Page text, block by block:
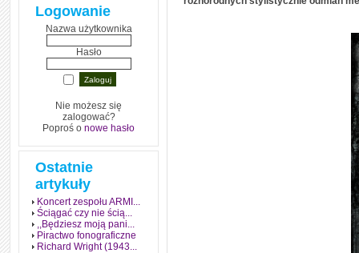
Logowanie
Nazwa użytkownika
Hasło
Nie możesz się
zalogować?
Poproś o nowe hasło
Ostatnie
artykuły
Koncert zespołu ARMI...
Ściągać czy nie ścią...
,,Będziesz moją pani...
Piractwo fonograficzne
Richard Wright (1943...